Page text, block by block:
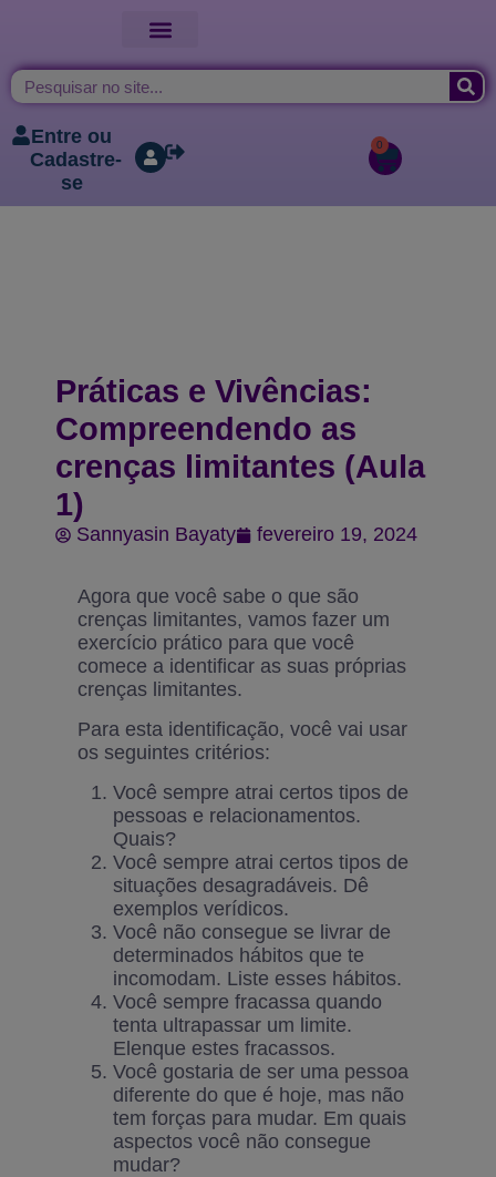
Entre ou
Cadastre-
se
0
Práticas e Vivências:
Compreendendo as
crenças limitantes (Aula
1)
Sannyasin Bayaty fevereiro 19, 2024
Agora que você sabe o que são
crenças limitantes, vamos fazer um
exercício prático para que você
comece a identificar as suas próprias
crenças limitantes.
Para esta identificação, você vai usar
os seguintes critérios:
Você sempre atrai certos tipos de
pessoas e relacionamentos.
Quais?
Você sempre atrai certos tipos de
situações desagradáveis. Dê
exemplos verídicos.
Você não consegue se livrar de
determinados hábitos que te
incomodam. Liste esses hábitos.
Você sempre fracassa quando
tenta ultrapassar um limite.
Elenque estes fracassos.
Você gostaria de ser uma pessoa
diferente do que é hoje, mas não
tem forças para mudar. Em quais
aspectos você não consegue
mudar?